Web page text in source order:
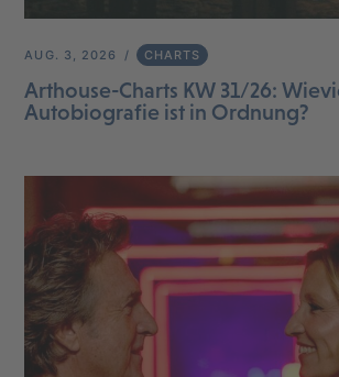
AUG. 3, 2026 CHARTS
Arthouse-Charts KW 31/26:
Autobiografie ist in Ordnung?